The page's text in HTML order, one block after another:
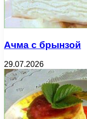
Ачма с брынзой
29.07.2026